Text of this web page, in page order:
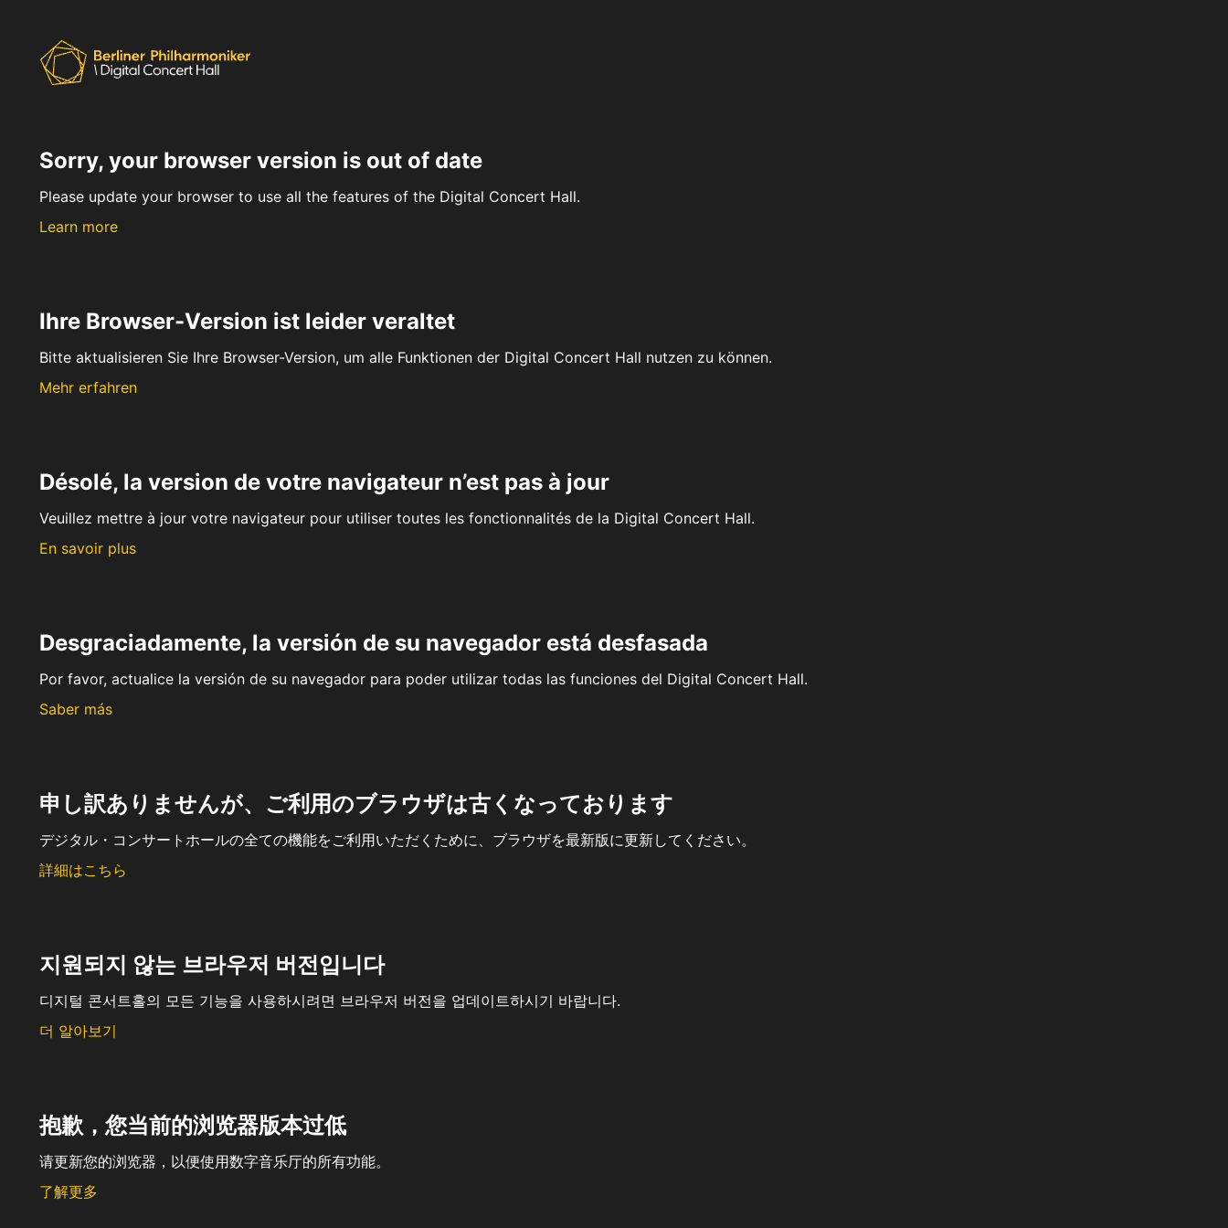
Sorry, your browser version is out of date
Please update your browser to use all the features of the Digital Concert Hall.
Learn more
Ihre Browser-Version ist leider veraltet
Bitte aktualisieren Sie Ihre Browser-Version, um alle Funktionen der Digital Concert Hall nutzen zu können.
Mehr erfahren
Désolé, la version de votre navigateur n’est pas à jour
Veuillez mettre à jour votre navigateur pour utiliser toutes les fonctionnalités de la Digital Concert Hall.
En savoir plus
Desgraciadamente, la versión de su navegador está desfasada
Por favor, actualice la versión de su navegador para poder utilizar todas las funciones del Digital Concert Hall.
Saber más
申し訳ありませんが、ご利用のブラウザは古くなっております
デジタル・コンサートホールの全ての機能をご利用いただくために、ブラウザを最新版に更新してください。
詳細はこちら
지원되지 않는 브라우저 버전입니다
디지털 콘서트홀의 모든 기능을 사용하시려면 브라우저 버전을 업데이트하시기 바랍니다.
더 알아보기
抱歉，您当前的浏览器版本过低
请更新您的浏览器，以便使用数字音乐厅的所有功能。
了解更多